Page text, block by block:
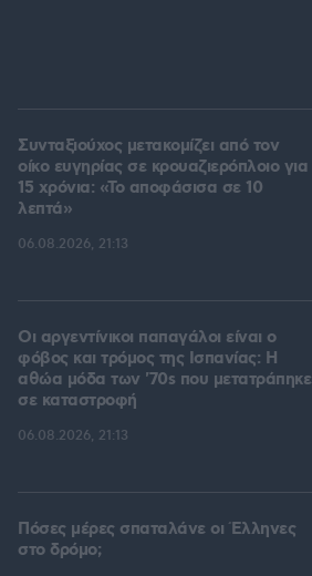
Συνταξιούχος μετακομίζει από τον
οίκο ευγηρίας σε κρουαζιερόπλοιο για
15 χρόνια: «Το αποφάσισα σε 10
λεπτά»
06.08.2026, 21:13
Οι αργεντίνικοι παπαγάλοι είναι ο
φόβος και τρόμος της Ισπανίας: Η
αθώα μόδα των '70s που μετατράπηκε
σε καταστροφή
06.08.2026, 21:13
Πόσες μέρες σπαταλάνε οι Έλληνες
στο δρόμο;